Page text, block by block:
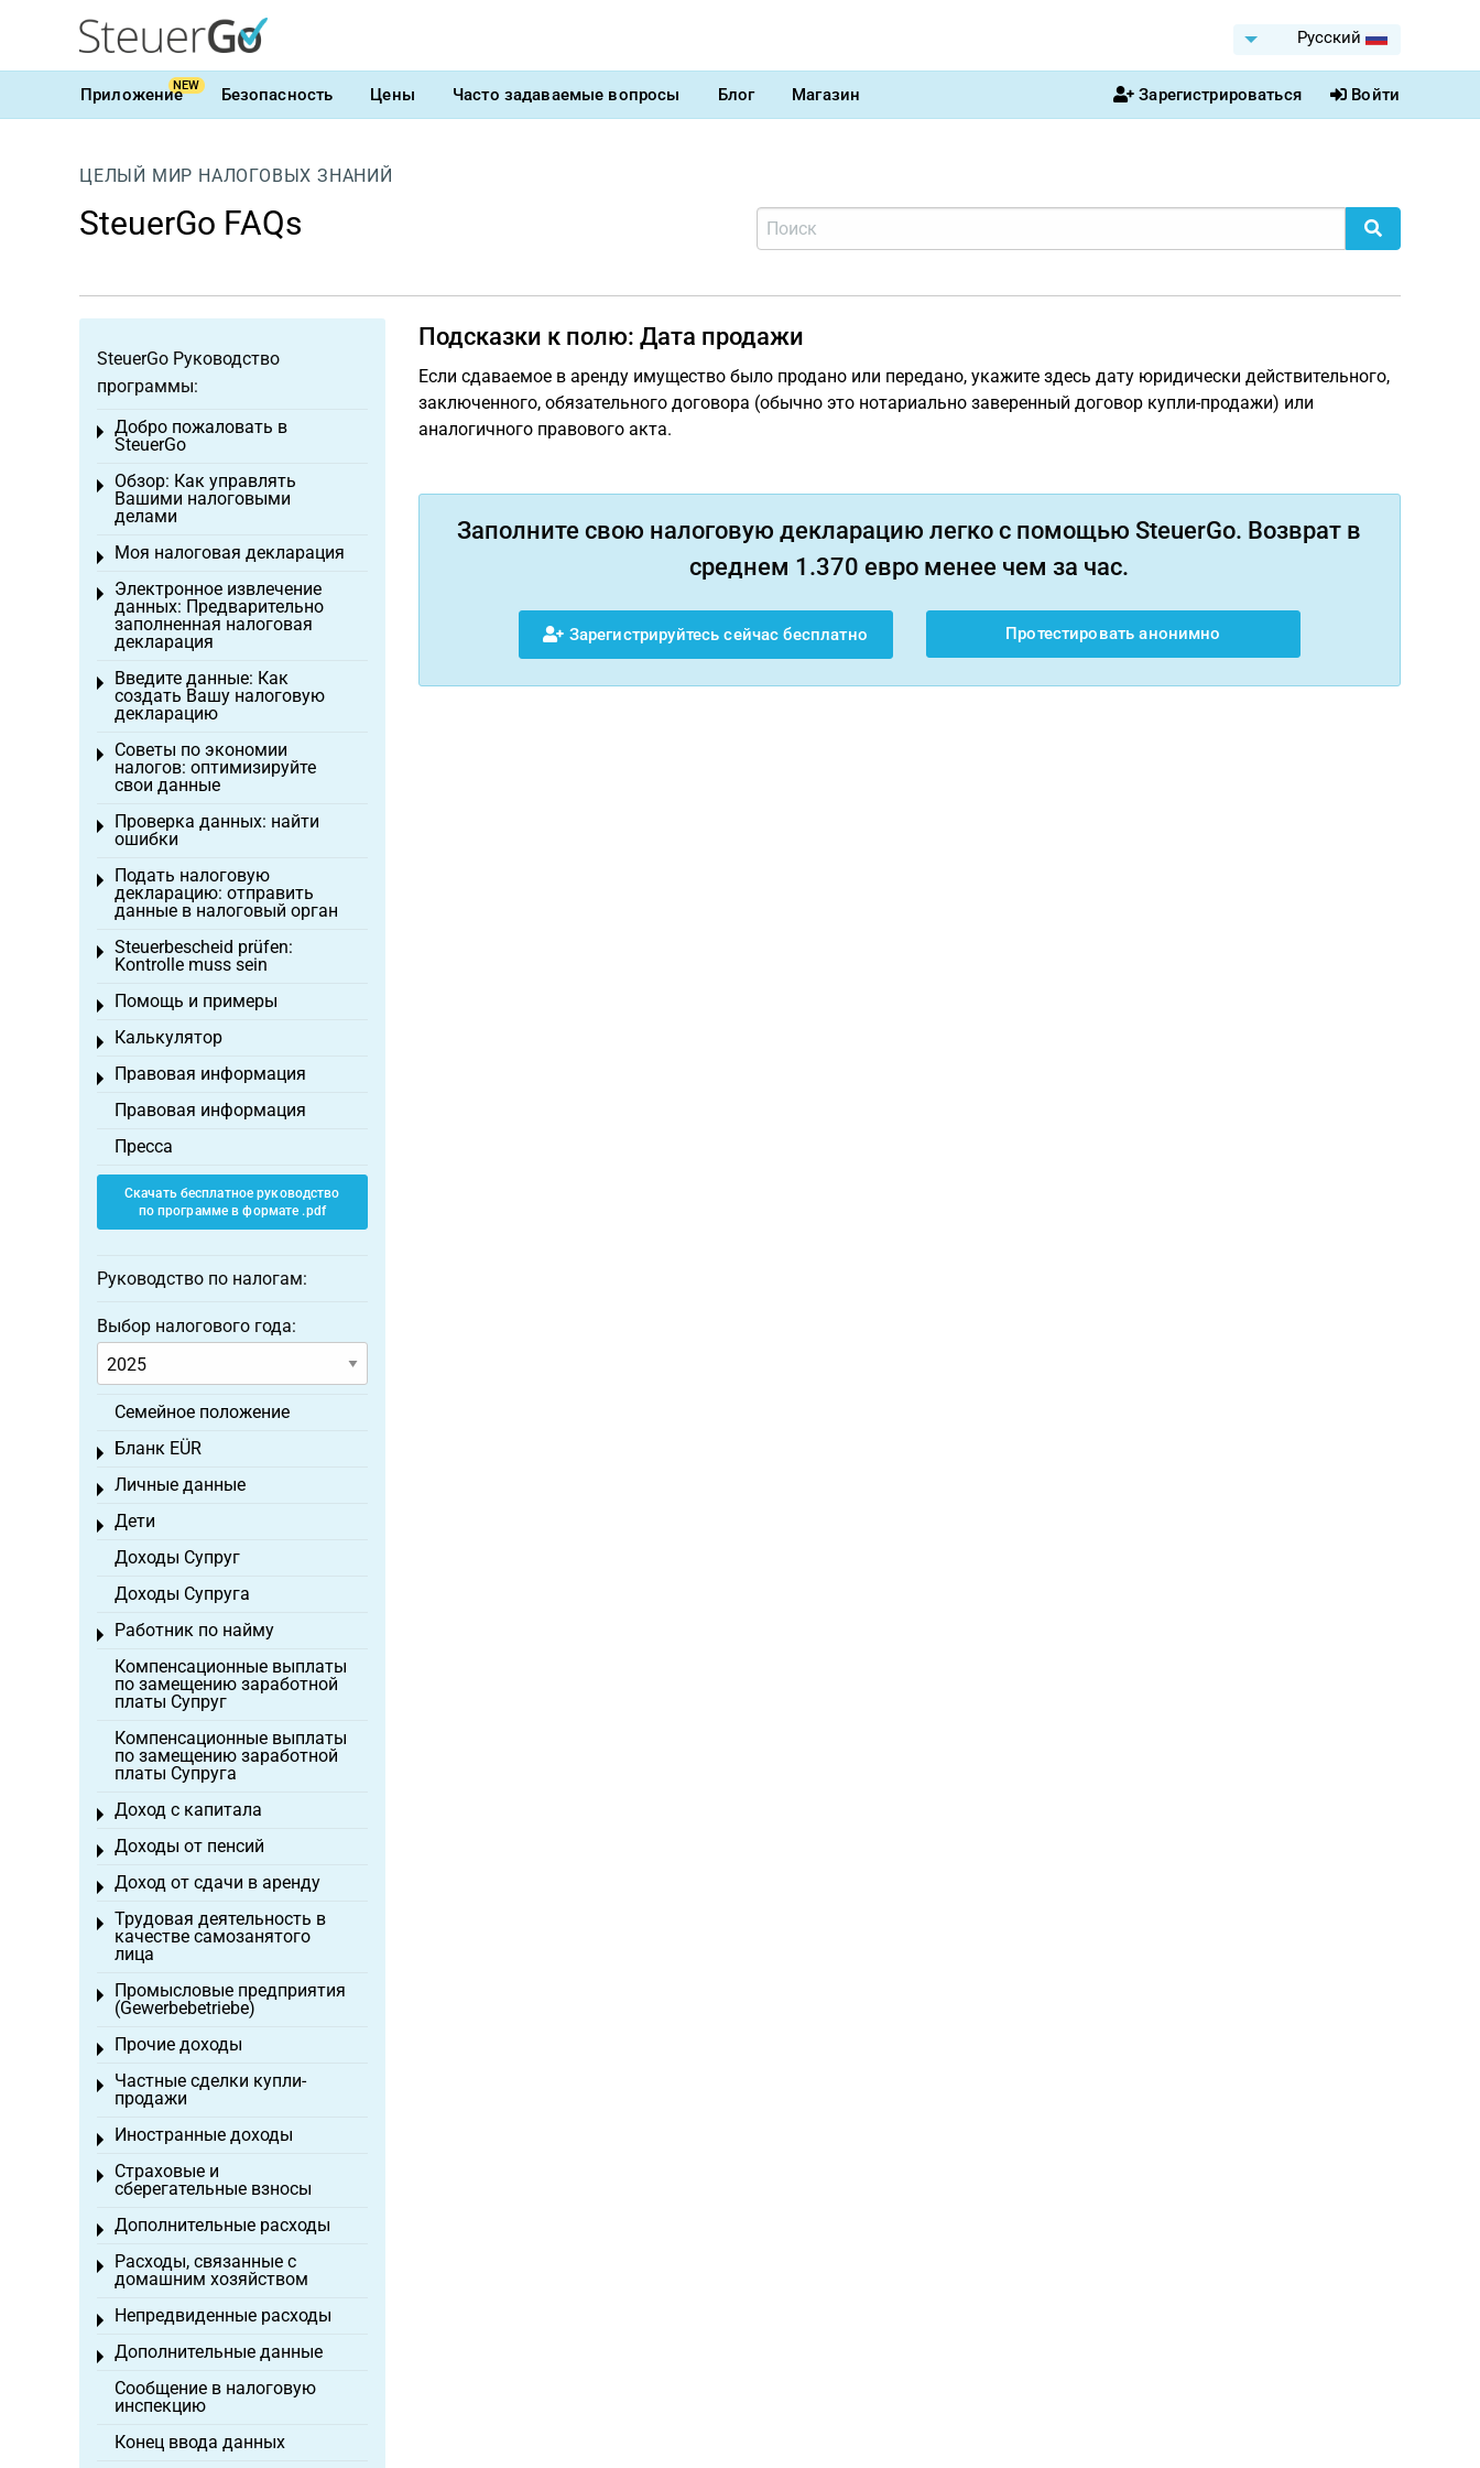
Pусский
ПриложениеNEW Безопасность Цены Часто задаваемые вопросы Блог Магазин Зарегистрироваться Войти
ЦЕЛЫЙ МИР НАЛОГОВЫХ ЗНАНИЙ
SteuerGo FAQs
Подсказки к полю: Дата продажи
Если сдаваемое в аренду имущество было продано или передано, укажите здесь дату юридически действительного,
заключенного, обязательного договора (обычно это нотариально заверенный договор купли-продажи) или
аналогичного правового акта.
Заполните свою налоговую декларацию легко с помощью SteuerGo. Возврат в
среднем 1.370 евро менее чем за час.
Зарегистрируйтесь сейчас бесплатно Протестировать анонимно
SteuerGo Руководство
программы:
Добро пожаловать в
SteuerGo
Toggle menu
Обзор: Как управлять
Вашими налоговыми
делами
Toggle menu
Моя налоговая декларация
Toggle menu
Электронное извлечение
данных: Предварительно
заполненная налоговая
декларация
Toggle menu
Введите данные: Как
создать Вашу налоговую
декларацию
Toggle menu
Советы по экономии
налогов: оптимизируйте
свои данные
Toggle menu
Проверка данных: найти
ошибки
Toggle menu
Подать налоговую
декларацию: отправить
данные в налоговый орган
Toggle menu
Steuerbescheid prüfen:
Kontrolle muss sein
Toggle menu
Помощь и примеры
Toggle menu
Калькулятор
Toggle menu
Правовая информация
Toggle menu
Правовая информация
Пресса
Скачать бесплатное руководство
по программе в формате .pdf
Руководство по налогам:
Выбор налогового года:
Семейное положение
Бланк EÜR
Toggle menu
Личные данные
Toggle menu
Дети
Toggle menu
Доходы Супруг
Доходы Супруга
Работник по найму
Toggle menu
Компенсационные выплаты
по замещению заработной
платы Супруг
Компенсационные выплаты
по замещению заработной
платы Супруга
Доход с капитала
Toggle menu
Доходы от пенсий
Toggle menu
Доход от сдачи в аренду
Toggle menu
Трудовая деятельность в
качестве самозанятого
лица
Toggle menu
Промысловые предприятия
(Gewerbebetriebe)
Toggle menu
Прочие доходы
Toggle menu
Частные сделки купли-
продажи
Toggle menu
Иностранные доходы
Toggle menu
Страховые и
сберегательные взносы
Toggle menu
Дополнительные расходы
Toggle menu
Расходы, связанные с
домашним хозяйством
Toggle menu
Непредвиденные расходы
Toggle menu
Дополнительные данные
Toggle menu
Сообщение в налоговую
инспекцию
Конец ввода данных